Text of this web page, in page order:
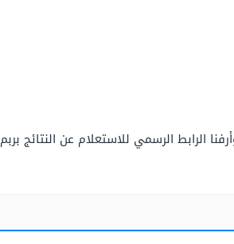
الرابط الرسمي للاستعلام عن النتائج بربم